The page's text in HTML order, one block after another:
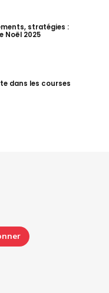
stratégies :
Noël 2025
dans les courses